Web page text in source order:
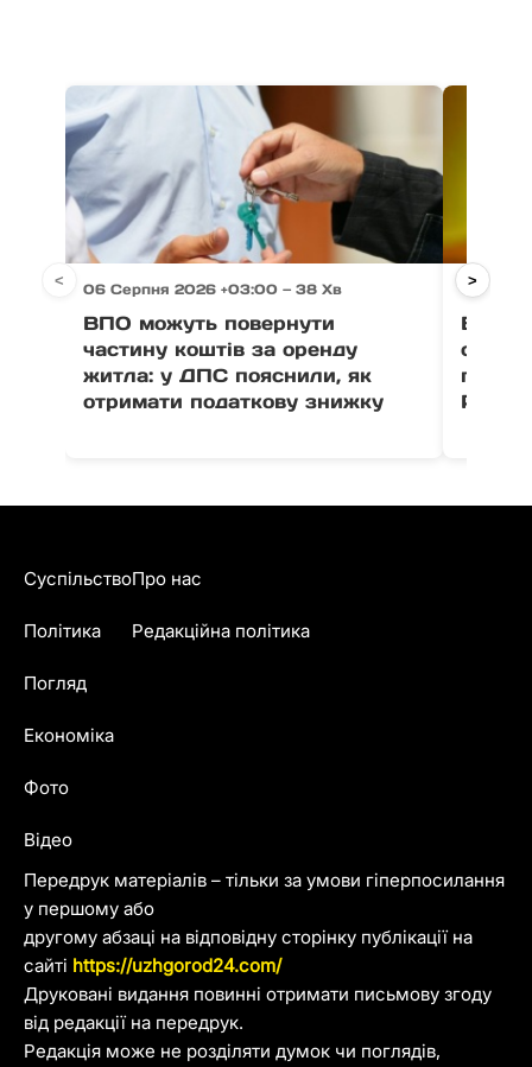
06 Серпня 2026 +03:00 — 38 Хв
ВПО можуть повернути
частину коштів за оренду
житла: у ДПС пояснили, як
отримати податкову знижку
06
< >
Передрук матеріалів – тільки за умови гіперпосилання
у першому або
другому абзаці на відповідну сторінку публікації на
сайті https://uzhgorod24.com/
Друковані видання повинні отримати письмову згоду
від редакції на передрук.
Редакція може не розділяти думок чи поглядів,
Суспільство
Політика
Погляд
Економіка
Фото
Відео
Про нас
Редакційна політика